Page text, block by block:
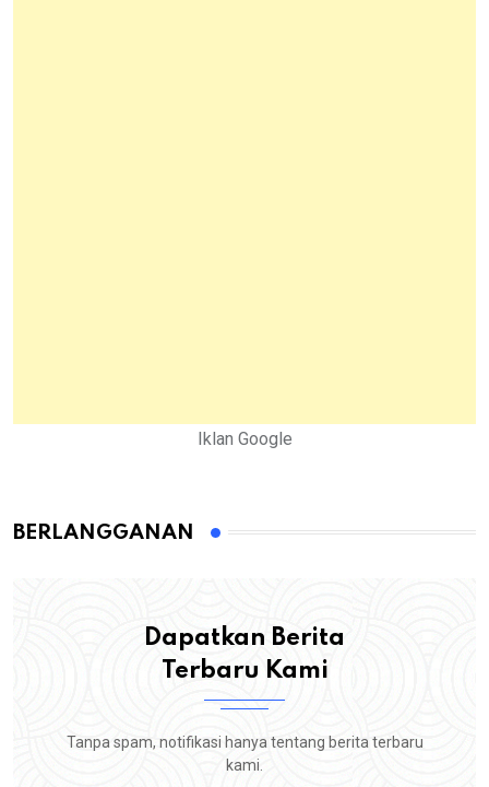
Iklan Google
BERLANGGANAN
Dapatkan Berita
Terbaru Kami
Tanpa spam, notifikasi hanya tentang berita terbaru
kami.